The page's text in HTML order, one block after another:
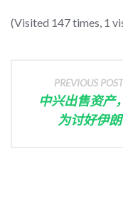
(Visited 147 times, 1
PREVIOUS
中兴出售资产
为讨好伊朗